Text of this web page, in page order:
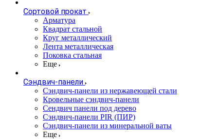
Сортовой прокат
Арматура
Квадрат стальной
Круг металлический
Лента металлическая
Поковка стальная
Еще
Сэндвич-панели
Cэндвич-панели из нержавеющей стали
Кровельные сэндвич-панели
Сендвич панели под дерево
Сэндвич-панели PIR (ПИР)
Сэндвич-панели из минеральной ваты
Еще